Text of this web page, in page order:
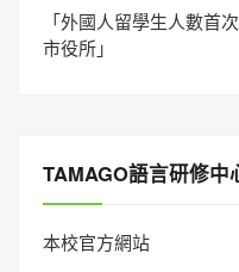
「外國人留學生人數首
市役所」
TAMAGO語言研修中
本校官方網站